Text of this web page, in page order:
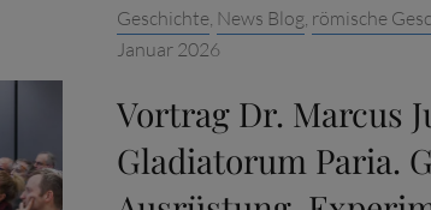
ALS
Categories:
Geschichte, News Blog, römische
Januar 2026
Vortrag Dr. Marcus
Gladiatorum Paria.